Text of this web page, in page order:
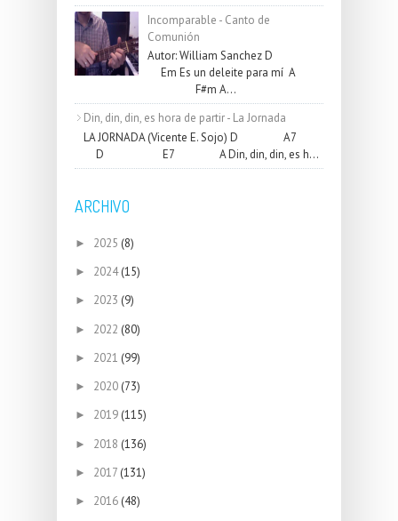
Incomparable - Canto de
Comunión
Autor: William Sanchez D
Em Es un deleite para mí A
F#m A...
Din, din, din, es hora de partir - La Jornada
LA JORNADA (Vicente E. Sojo) D A7
D E7 A Din, din, din, es h...
ARCHIVO
► 2025 (8)
► 2024 (15)
► 2023 (9)
► 2022 (80)
► 2021 (99)
► 2020 (73)
► 2019 (115)
► 2018 (136)
► 2017 (131)
► 2016 (48)